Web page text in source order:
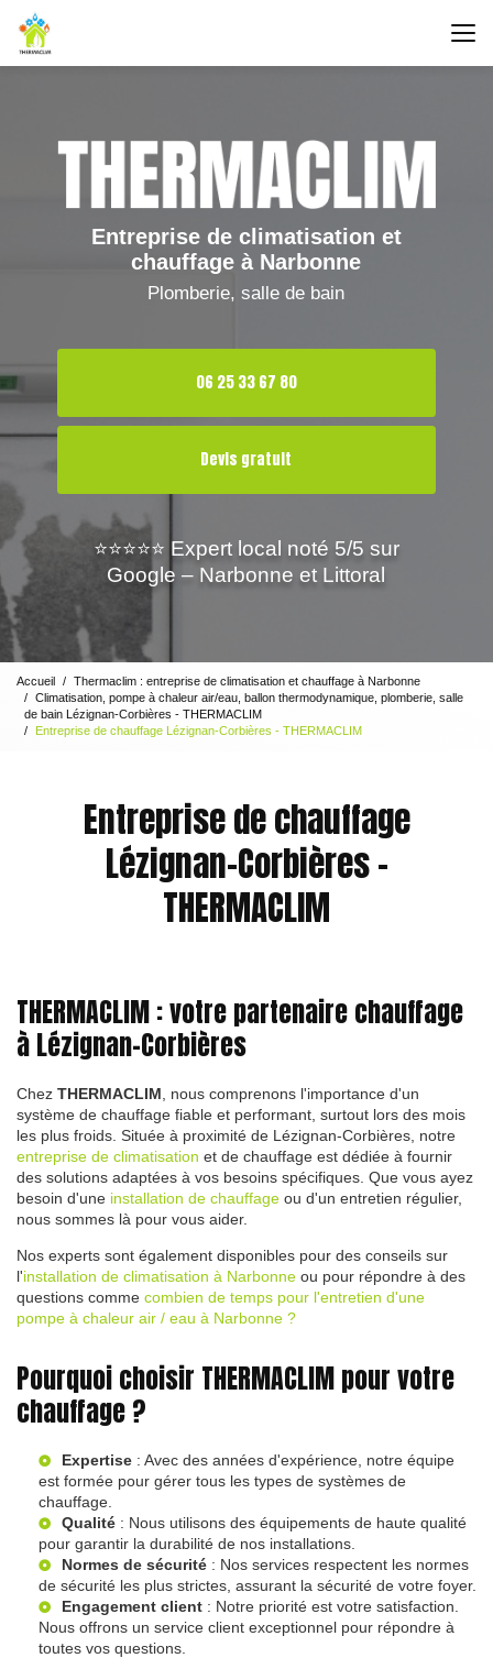
contenu
Entreprise de climatisation et
chauffage à Narbonne
Plomberie, salle de bain
06 25 33 67 80
Devis gratuit
⭐⭐⭐⭐⭐ Expert local noté 5/5 sur
Google – Narbonne et Littoral
Accueil
Thermaclim : entreprise de climatisation et chauffage à Narbonne
Climatisation, pompe à chaleur air/eau, ballon thermodynamique, plomberie, salle
de bain Lézignan-Corbières - THERMACLIM
Entreprise de chauffage Lézignan-Corbières - THERMACLIM
Entreprise de chauffage
Lézignan-Corbières -
THERMACLIM
THERMACLIM : votre partenaire chauffage
à Lézignan-Corbières
Chez THERMACLIM , nous comprenons l'importance d'un
système de chauffage fiable et performant, surtout lors des mois
les plus froids. Située à proximité de Lézignan-Corbières, notre
entreprise de climatisation et de chauffage est dédiée à fournir
des solutions adaptées à vos besoins spécifiques. Que vous ayez
besoin d'une installation de chauffage ou d'un entretien régulier,
nous sommes là pour vous aider.
Nos experts sont également disponibles pour des conseils sur
l'installation de climatisation à Narbonne ou pour répondre à des
questions comme combien de temps pour l'entretien d'une
pompe à chaleur air / eau à Narbonne ?
Pourquoi choisir THERMACLIM pour votre
chauffage ?
Expertise : Avec des années d'expérience, notre équipe
est formée pour gérer tous les types de systèmes de
chauffage.
Qualité : Nous utilisons des équipements de haute qualité
pour garantir la durabilité de nos installations.
Normes de sécurité : Nos services respectent les normes
de sécurité les plus strictes, assurant la sécurité de votre foyer.
Engagement client : Notre priorité est votre satisfaction.
Nous offrons un service client exceptionnel pour répondre à
toutes vos questions.